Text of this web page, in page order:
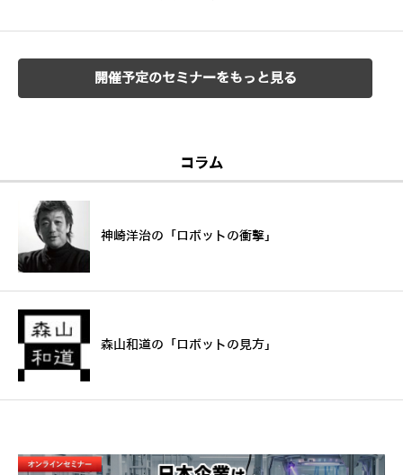
開催予定のセミナーをもっと見る
コラム
神崎洋治の「ロボットの衝撃」
森山和道の「ロボットの見方」